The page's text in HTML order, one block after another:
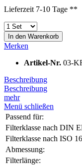
Lieferzeit 7-10 Tage **
In den Warenkorb
Merken
Artikel-Nr. 03-
Beschreibung
Beschreibung
mehr
Menü schließen
Passend für:
Filterklasse nach DIN
Filterklasse nach ISO
Abmessung:
Filterlänge: